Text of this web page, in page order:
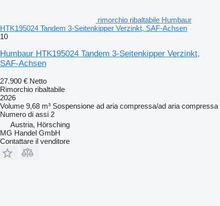
rimorchio ribaltabile Humbaur
HTK195024 Tandem 3-Seitenkipper Verzinkt, SAF-Achsen
10
Humbaur HTK195024 Tandem 3-Seitenkipper Verzinkt,
SAF-Achsen
27.900 € Netto
Rimorchio ribaltabile
2026
Volume 9,68 m³ Sospensione ad aria compressa/ad aria compressa
Numero di assi 2
Austria, Hörsching
MG Handel GmbH
Contattare il venditore